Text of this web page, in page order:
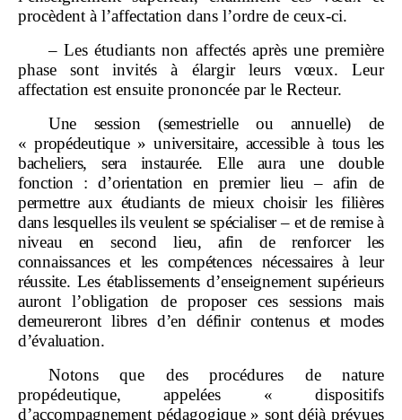
procèdent à l’affectation dans l’ordre de ceux‑ci.
– Les étudiants non affectés après une première
phase sont invités à élargir leurs vœux. Leur
affectation est ensuite prononcée par le Recteur.
Une session (semestrielle ou annuelle) de
« propédeutique » universitaire, accessible à tous les
bacheliers, sera instaurée. Elle aura une double
fonction : d’orientation en premier lieu – afin de
permettre aux étudiants de mieux choisir les filières
dans lesquelles ils veulent se spécialiser – et de remise à
niveau en second lieu, afin de renforcer les
connaissances et les compétences nécessaires à leur
réussite. Les établissements d’enseignement supérieurs
auront l’obligation de proposer ces sessions mais
demeureront libres d’en définir contenus et modes
d’évaluation.
Notons que des procédures de nature
propédeutique, appelées « dispositifs
d’accompagnement pédagogique » sont déjà prévues